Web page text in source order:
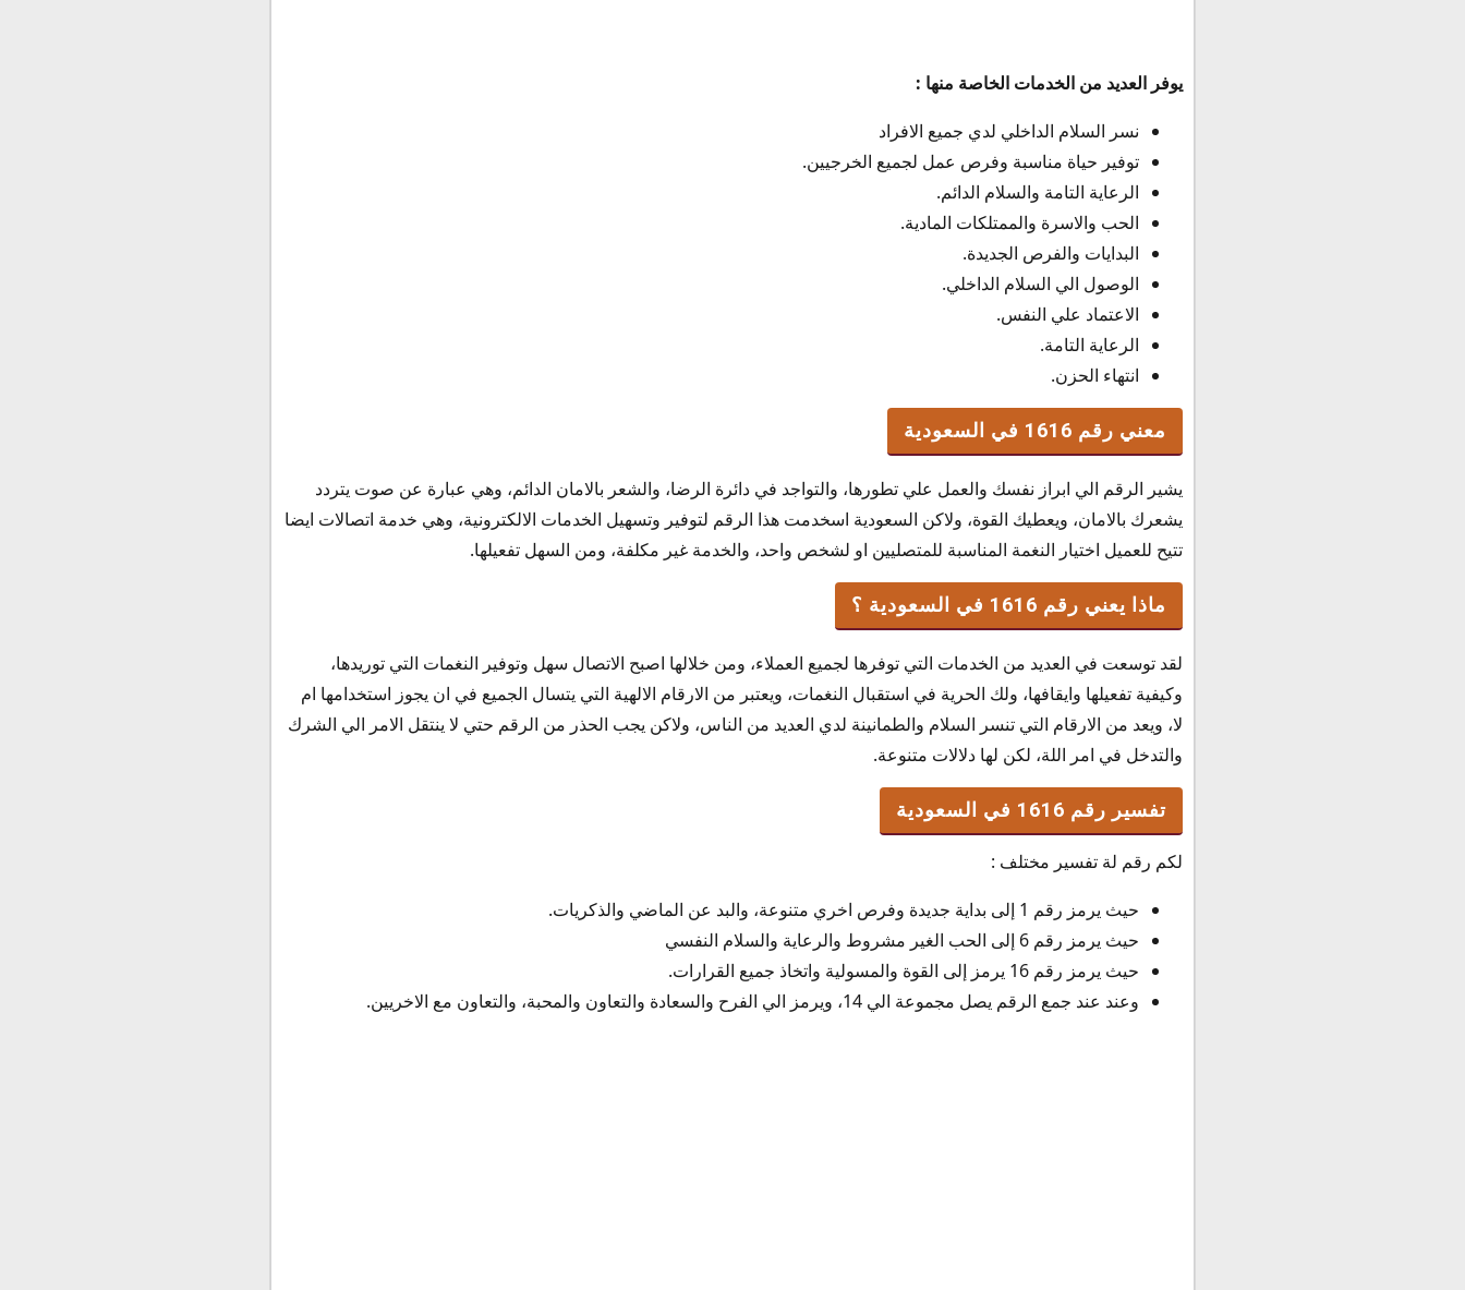
يوفر العديد من الخدمات الخاصة منها :
نسر السلام الداخلي لدي جميع الافراد
توفير حياة مناسبة وفرص عمل لجميع الخرجيين.
الرعاية التامة والسلام الدائم.
الحب والاسرة والممتلكات المادية.
البدايات والفرص الجديدة.
الوصول الي السلام الداخلي.
الاعتماد علي النفس.
الرعاية التامة.
انتهاء الحزن.
معني رقم 1616 في السعودية
يشير الرقم الي ابراز نفسك والعمل علي تطورها، والتواجد في دائرة الرضا، والشعر بالامان الدائم، وهي عبارة عن صوت يتردد
يشعرك بالامان، ويعطيك القوة، ولاكن السعودية اسخدمت هذا الرقم لتوفير وتسهيل الخدمات الالكترونية، وهي خدمة اتصالات ايضا
تتيح للعميل اختيار النغمة المناسبة للمتصليين او لشخص واحد، والخدمة غير مكلفة، ومن السهل تفعيلها.
ماذا يعني رقم 1616 في السعودية ؟
لقد توسعت في العديد من الخدمات التي توفرها لجميع العملاء، ومن خلالها اصبح الاتصال سهل وتوفير النغمات التي توريدها،
وكيفية تفعيلها وايقافها، ولك الحرية في استقبال النغمات، ويعتبر من الارقام الالهية التي يتسال الجميع في ان يجوز استخدامها ام
لا، ويعد من الارقام التي تنسر السلام والطمانينة لدي العديد من الناس، ولاكن يجب الحذر من الرقم حتي لا ينتقل الامر الي الشرك
والتدخل في امر اللة، لكن لها دلالات متنوعة.
تفسير رقم 1616 في السعودية
لكم رقم لة تفسير مختلف :
حيث يرمز رقم 1 إلى بداية جديدة وفرص اخري متنوعة، والبد عن الماضي والذكريات.
حيث يرمز رقم 6 إلى الحب الغير مشروط والرعاية والسلام النفسي
حيث يرمز رقم 16 يرمز إلى القوة والمسولية واتخاذ جميع القرارات.
وعند عند جمع الرقم يصل مجموعة الي 14، ويرمز الي الفرح والسعادة والتعاون والمحبة، والتعاون مع الاخريين.